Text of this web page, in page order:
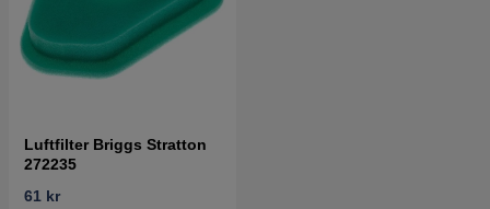
Luftfilter Briggs Stratton
272235
61 kr